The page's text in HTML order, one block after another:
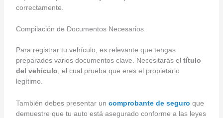
correctamente.
Compilación de Documentos Necesarios
Para registrar tu vehículo, es relevante que tengas
preparados varios documentos clave. Necesitarás el título
del vehículo, el cual prueba que eres el propietario
legítimo.
También debes presentar un comprobante de seguro que
demuestre que tu auto está asegurado conforme a las leyes